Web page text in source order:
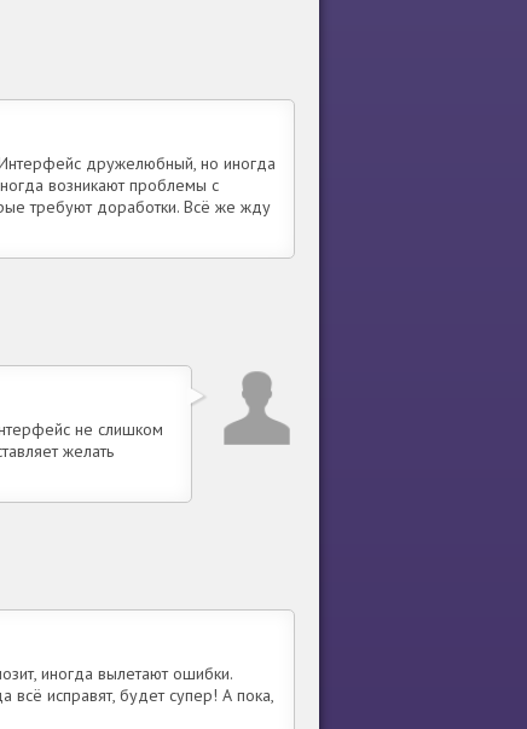
дружелюбный, но иногда
возникают проблемы с
требуют доработки. Всё же жду
не слишком
желать
иногда вылетают ошибки.
исправят, будет супер! А пока,